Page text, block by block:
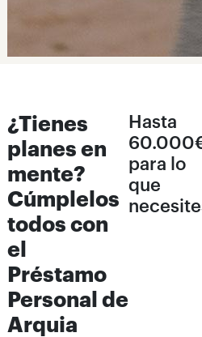
¿Tienes
planes en
mente?
Cúmplelos
todos con
el
Préstamo
Personal de
Arquia
Hasta
para lo
que